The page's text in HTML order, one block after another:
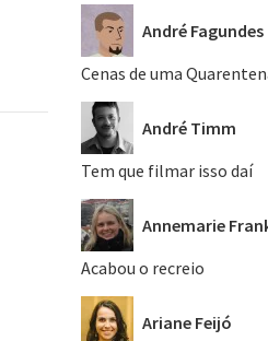
André Fagundes
Cenas de uma
André Timm
Tem que filmar isso daí
Annemarie
Acabou o recreio
Ariane Feijó